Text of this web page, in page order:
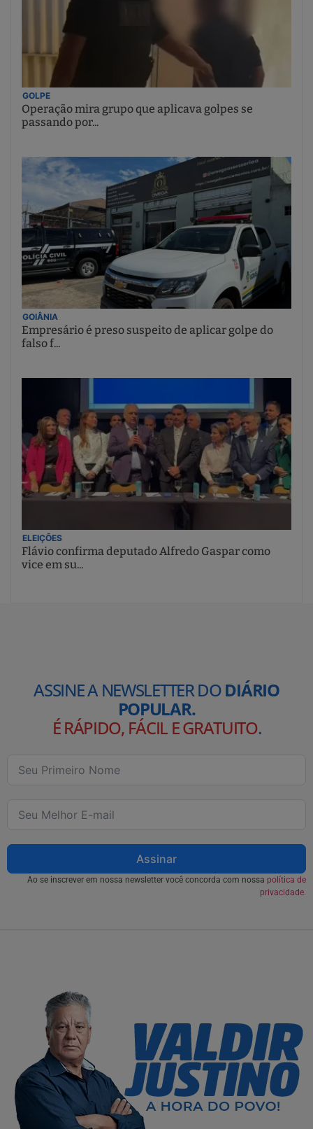
GOLPE
Operação mira grupo que aplicava golpes se
passando por...
GOIÂNIA
Empresário é preso suspeito de aplicar golpe do
falso f...
ELEIÇÕES
Flávio confirma deputado Alfredo Gaspar como
vice em su...
ASSINE A NEWSLETTER DODIÁRIO
POPULAR.
É RÁPIDO, FÁCIL E GRATUITO.
Assinar
Ao se inscrever em nossa newsletter você concorda com nossa política de
privacidade.